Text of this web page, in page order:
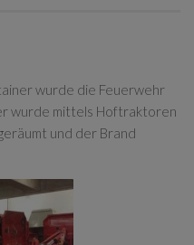
wurde die Feuerwehr
wurde mittels Hoftraktoren
und der Brand